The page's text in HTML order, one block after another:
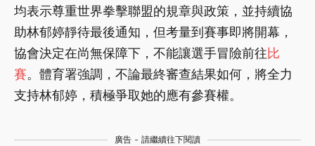
均表示尊重世界拳擊聯盟的規章與政策，並持續協
助林郁婷靜待最後通知，但考量到賽事即將開幕，
協會決定在尚無保障下，不能讓選手冒險前往比
賽。體育署強調，不論最終審查結果如何，將全力
支持林郁婷，積極爭取她的應有參賽權。
廣告 - 請繼續往下閱讀